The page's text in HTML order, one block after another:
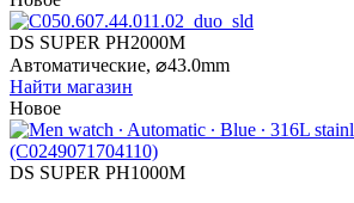
DS SUPER PH2000M
Автоматические, ⌀43.0mm
Найти магазин
Новое
DS SUPER PH1000M